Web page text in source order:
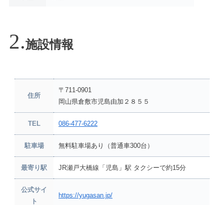
施設情報
住所
〒711-0901
岡山県倉敷市児島由加２８５５
TEL 086-477-6222
駐車場 無料駐車場あり（普通車300台）
最寄り駅 JR瀬戸大橋線「児島」駅 タクシーで約15分
公式サイ
ト
https://yugasan.jp/